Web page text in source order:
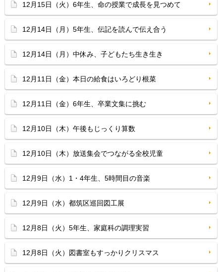
12月15日（火）6年生、命の授業で成長を見つめて
12月14日（月）5年生、伝記を読んで伝え合う
12月14日（月）中休み、子どもたち生き生き
12月11日（金）本日の給食はいろどり根菜
12月11日（金）6年生、卒業文集に挑む
12月10日（木）午後もじっくり算数
12月10日（木）放送集会でつながる全校児童
12月9日（水）1・4年生、5時間目の音楽
12月9日（水）都筑区巡回図工展
12月8日（火）5年生、家庭科の調理実習
12月8日（火）図書室もすっかりクリスマス